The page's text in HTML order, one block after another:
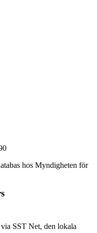
hos Myndigheten för
SST Net, den lokala